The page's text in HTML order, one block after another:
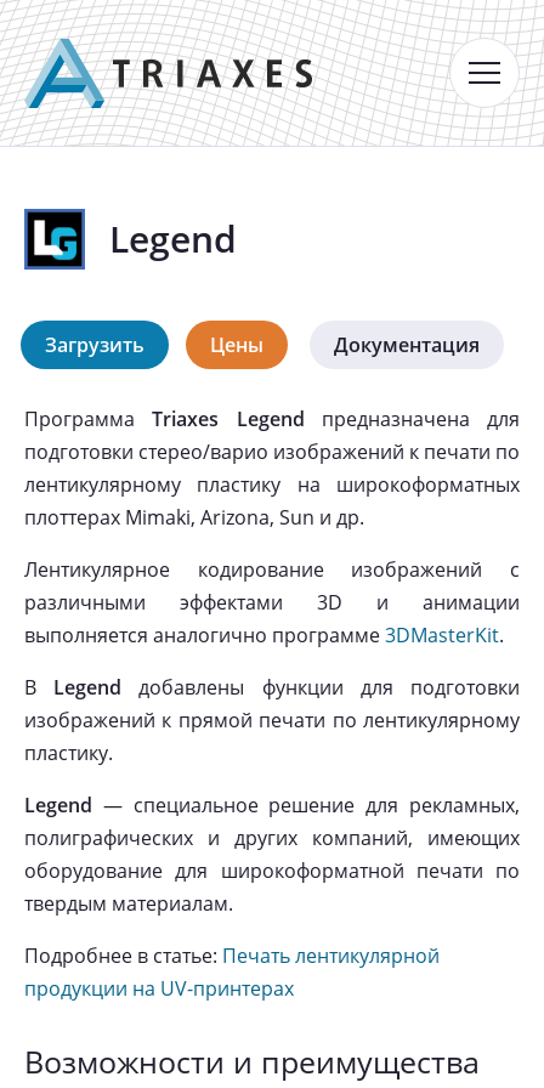
Legend
ПрограммаTriaxes Legend предназначена для
подготовки стерео/варио изображений к печати по
лентикулярному пластику на широкоформатных
плоттерах Mimaki, Arizona, Sun и др.
Лентикулярное кодирование изображений с
различными эффектами 3D и анимации
выполняется аналогично программе3DMasterKit.
В Legend добавлены функции для подготовки
изображений к прямой печати по лентикулярному
пластику.
Legend — специальное решение для рекламных,
полиграфических и других компаний, имеющих
оборудование для широкоформатной печати по
твердым материалам.
Подробнее в статье: Печать лентикулярной
продукции на UV-принтерах
Возможности и преимущества
Загрузить Цены Документация